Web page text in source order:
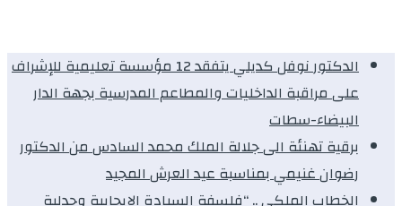
الدكتور نوفل كديلي يتفقد 12 مؤسسة تعليمية للإشراف
على مراقبة الداخليات والمطاعم المدرسية بجهة الدار
البيضاء-سطات
برقية تهنئة الى جلالة الملك محمد السادس من الدكتور
رضوان غنيمي بمناسبة عيد العرش المجيد
الخطاب الملكي .. “فلسفة السيادة الإيجابية وجدلية